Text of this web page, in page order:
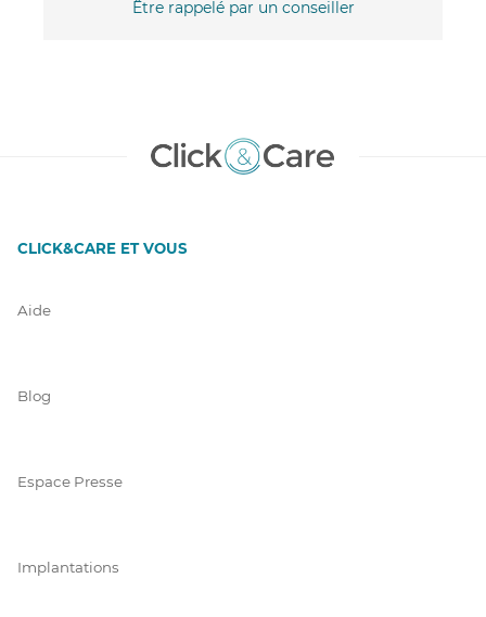
Être rappelé par un conseiller
CLICK&CARE ET VOUS
Aide
Blog
Espace Presse
Implantations